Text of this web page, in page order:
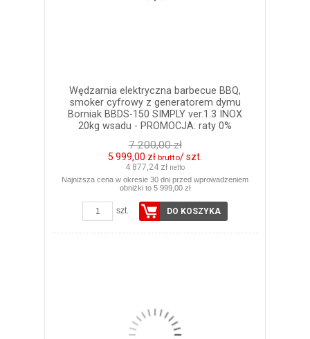
Wędzarnia elektryczna barbecue BBQ,
smoker cyfrowy z generatorem dymu
Borniak BBDS-150 SIMPLY ver.1.3 INOX
20kg wsadu - PROMOCJA: raty 0%
7 200,00 zł
5 999,00 zł brutto/ szt.
4 877,24 zł netto
Najniższa cena w okresie 30 dni przed wprowadzeniem
obniżki to 5 999,00 zł
szt. DO KOSZYKA